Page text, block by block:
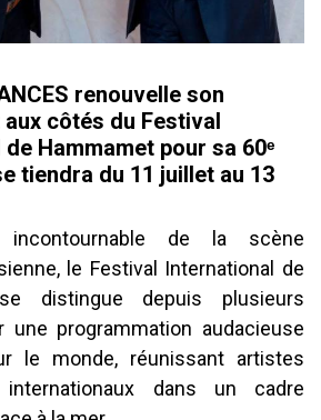
renouvelle son
côtés du Festival
Hammamet pour sa 60ᵉ
tiendra du 11 juillet au 13
incontournable de la scène
le Festival International de
distingue depuis plusieurs
une programmation audacieuse
le monde, réunissant artistes
dans un cadre